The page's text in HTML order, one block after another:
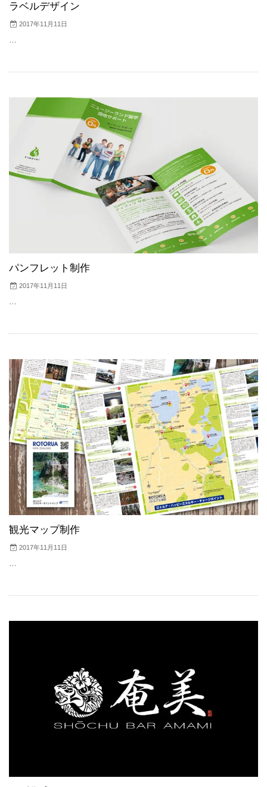
ラベルデザイン
2017年11月11日
…
パンフレット制作
2017年11月11日
…
観光マップ制作
2017年11月11日